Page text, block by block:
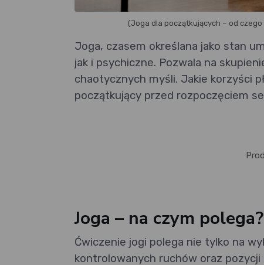
(Joga dla początkujących – od
Joga, czasem określana jako stan
jak i psychiczne. Pozwala na
chaotycznych myśli. Jakie korzyści
początkujący przed rozpoczęciem
Joga – na czym polega?
Ćwiczenie jogi polega nie tylko na
kontrolowanych ruchów oraz